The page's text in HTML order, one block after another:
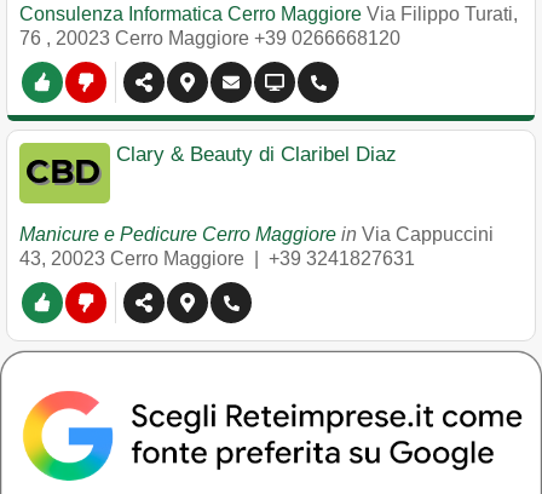
Consulenza Informatica Cerro Maggiore Via Filippo Turati,
76 , 20023 Cerro Maggiore +39 0266668120
Clary & Beauty di Claribel Diaz
Manicure e Pedicure Cerro Maggiore in Via Cappuccini
43, 20023 Cerro Maggiore +39 3241827631